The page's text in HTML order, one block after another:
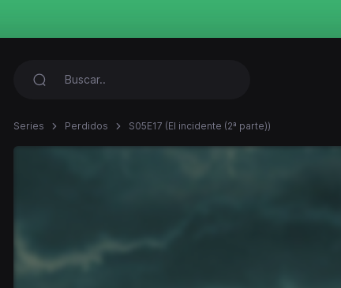
Series Perdidos S05E17 (El incidente (2ª parte))